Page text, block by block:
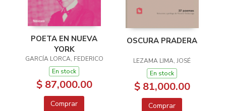
POETA EN NUEVA
YORK
GARCÍA LORCA, FEDERICO
En stock
$ 87,000.00
Comprar
OSCURA PRADERA
LEZAMA LIMA, JOSÉ
En stock
$ 81,000.00
Comprar